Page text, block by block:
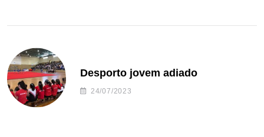
Desporto jovem adiado
24/07/2023